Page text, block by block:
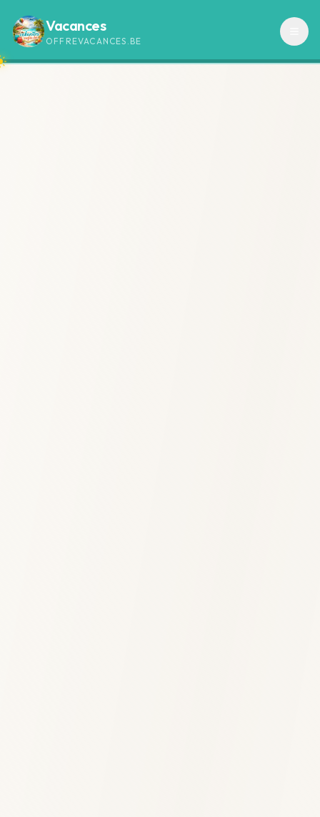
Vacances
OFFREVACANCES.BE